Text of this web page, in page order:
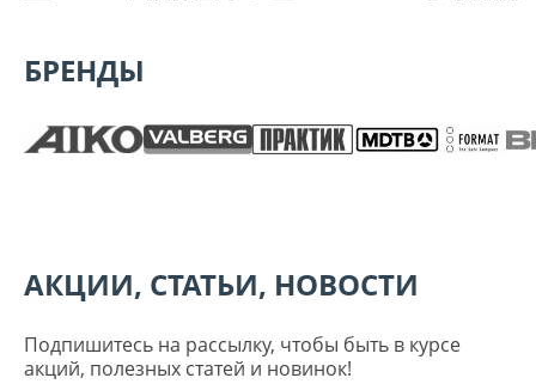
БРЕНДЫ
АКЦИИ, СТАТЬИ, НОВОСТИ
Подпишитесь на рассылку, чтобы быть в курсе
акций, полезных статей и новинок!